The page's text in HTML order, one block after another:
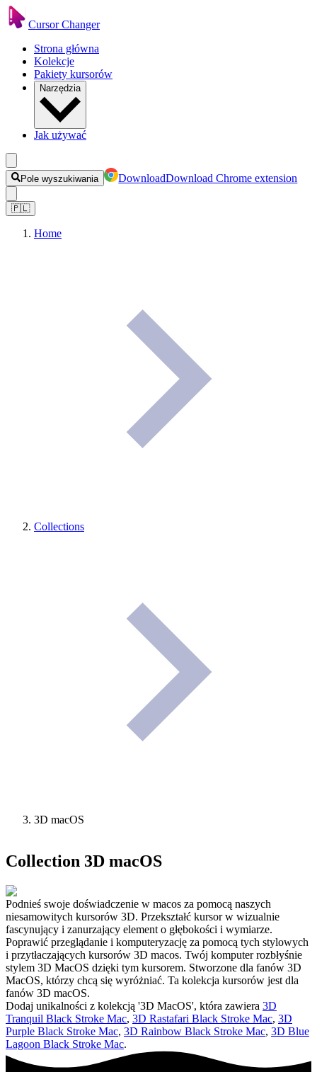
Cursor Changer
Strona główna
Kolekcje
Pakiety kursorów
Narzędzia
Jak używać
Pole wyszukiwania DownloadDownload Chrome extension
🇵🇱
Home
Collections
3D macOS
Collection 3D macOS
Podnieś swoje doświadczenie w macos za pomocą naszych
niesamowitych kursorów 3D. Przekształć kursor w wizualnie
fascynujący i zanurzający element o głębokości i wymiarze.
Poprawić przeglądanie i komputeryzację za pomocą tych stylowych
i przytłaczających kursorów 3D macos. Twój komputer rozbłyśnie
stylem 3D MacOS dzięki tym kursorem. Stworzone dla fanów 3D
MacOS, którzy chcą się wyróżniać. Ta kolekcja kursorów jest dla
fanów 3D macOS.
Dodaj unikalności z kolekcją '3D MacOS', która zawiera 3D
Tranquil Black Stroke Mac, 3D Rastafari Black Stroke Mac, 3D
Purple Black Stroke Mac, 3D Rainbow Black Stroke Mac, 3D Blue
Lagoon Black Stroke Mac.